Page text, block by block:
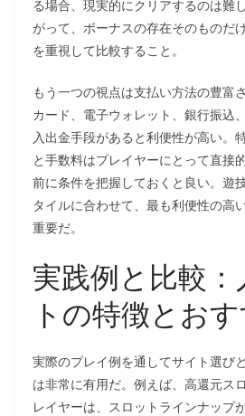
る場合、現実的にクリアするのは難
がって、ボーナスの存在そのものだ
を重視して比較すること。
もう一つの視点は支払い方法の豊富
カード、電子ウォレット、銀行振込
入出金手段があると利便性が高い。
と手数料はプレイヤーにとって直接
前に条件を把握しておくと良い。遊
タイルに合わせて、最も利便性の高
重要だ。
実践例と比較：
トの特徴とお
実際のプレイ例を通してサイト選び
は非常に有用だ。例えば、高還元ス
レイヤーは、スロットラインナップ